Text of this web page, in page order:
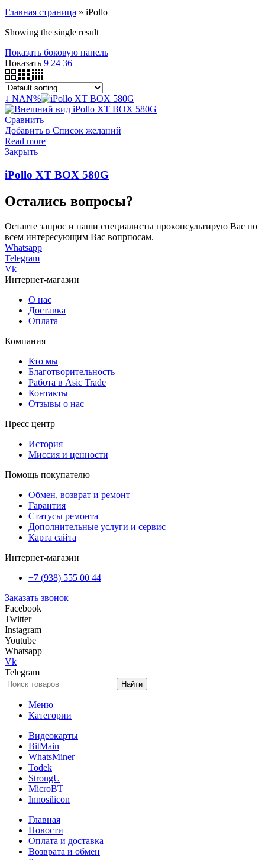
Главная страница » iPollo
Showing the single result
Показать боковую панель
Показать 9 24 36
↓ NAN%
Сравнить
Добавить в Список желаний
Read more
Закрыть
iPollo XT BOX 580G
Остались вопросы?
Оставте запрос и наши специалисты проконсультирую Вас по
всем интересующим Вас вопрпосам.
Whatsapp
Telegram
Vk
Интернет-магазин
О нас
Доставка
Оплата
Компания
Кто мы
Благотворительность
Работа в Asic Trade
Контакты
Отзывы о нас
Пресс центр
История
Миссия и ценности
Помощь покупателю
Обмен, возврат и ремонт
Гарантия
Статусы ремонта
Дополнительные услуги и сервис
Карта сайта
Интернет-магазин
+7 (938) 555 00 44
Заказать звонок
Facebook
Twitter
Instagram
Youtube
Whatsapp
Vk
Telegram
Найти
Меню
Категории
Видеокарты
BitMain
WhatsMiner
Todek
StrongU
MicroBT
Innosilicon
Главная
Новости
Оплата и доставка
Возврата и обмен